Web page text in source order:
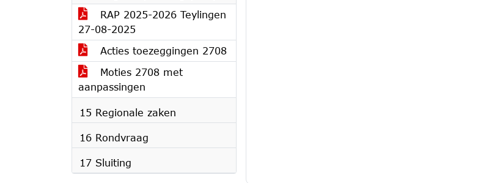
RAP 2025-2026 Teylingen
27-08-2025
Acties toezeggingen 2708
Moties 2708 met
aanpassingen
15 Regionale zaken
16 Rondvraag
17 Sluiting